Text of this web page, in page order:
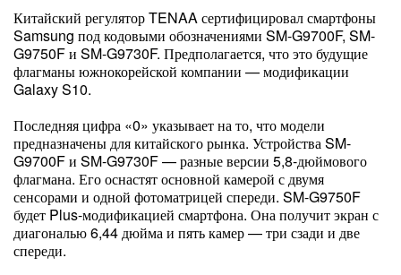
Китайский регулятор TENAA сертифицировал смартфоны
Samsung под кодовыми обозначениями SM-G9700F, SM-
G9750F и SM-G9730F. Предполагается, что это будущие
флагманы южнокорейской компании — модификации
Galaxy S10.
Последняя цифра «0» указывает на то, что модели
предназначены для китайского рынка. Устройства SM-
G9700F и SM-G9730F — разные версии 5,8-дюймового
флагмана. Его оснастят основной камерой с двумя
сенсорами и одной фотоматрицей спереди. SM-G9750F
будет Plus-модификацией смартфона. Она получит экран с
диагональю 6,44 дюйма и пять камер — три сзади и две
спереди.